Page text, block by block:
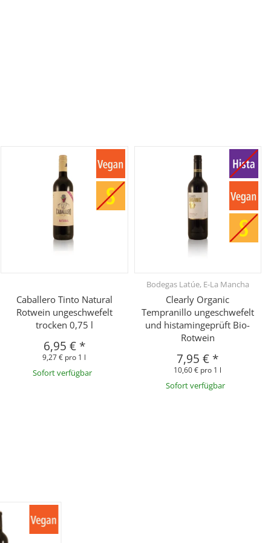
Caballero Tinto Natural
Rotwein ungeschwefelt
trocken 0,75 l
6,95 € *
9,27 € pro 1 l
Sofort verfügbar
Bodegas Latúe, E-La Mancha
Clearly Organic
Tempranillo ungeschwefelt
und histamingeprüft Bio-
Rotwein
7,95 € *
10,60 € pro 1 l
Sofort verfügbar